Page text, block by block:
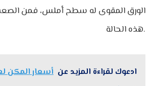
الورق المقوى له سطح أملس، فمن
هذه الحالة.
ادعوك لقراءة المزيد عن أسعار المكن